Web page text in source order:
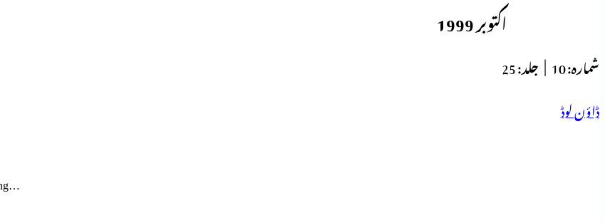
اکتوبر 1999
شمارہ: جلد:
ڈاؤن لوڈ